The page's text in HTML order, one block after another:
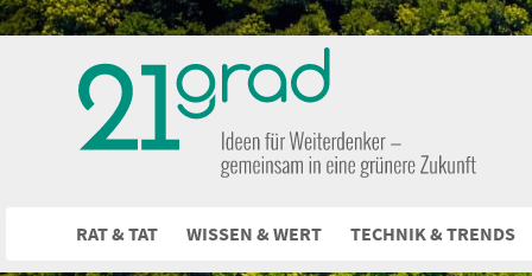
RAT & TAT WISSEN & WERT TECHNIK & TRENDS